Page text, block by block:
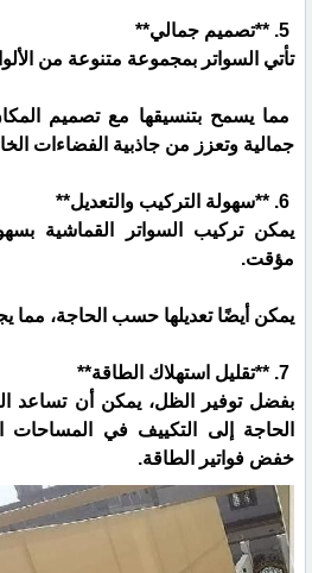
تأتي السواتر بمجموعة متنوعة من
مما يسمح بتنسيقها مع تصميم
جمالية وتعزز من جاذبية الفضاءات
يمكن تركيب السواتر القماشية
مؤقت.
يمكن أيضًا تعديلها حسب الحاجة، مما
بفضل توفير الظل، يمكن أن تساعد
الحاجة إلى التكييف في المساحات
خفض فواتير الطاقة.